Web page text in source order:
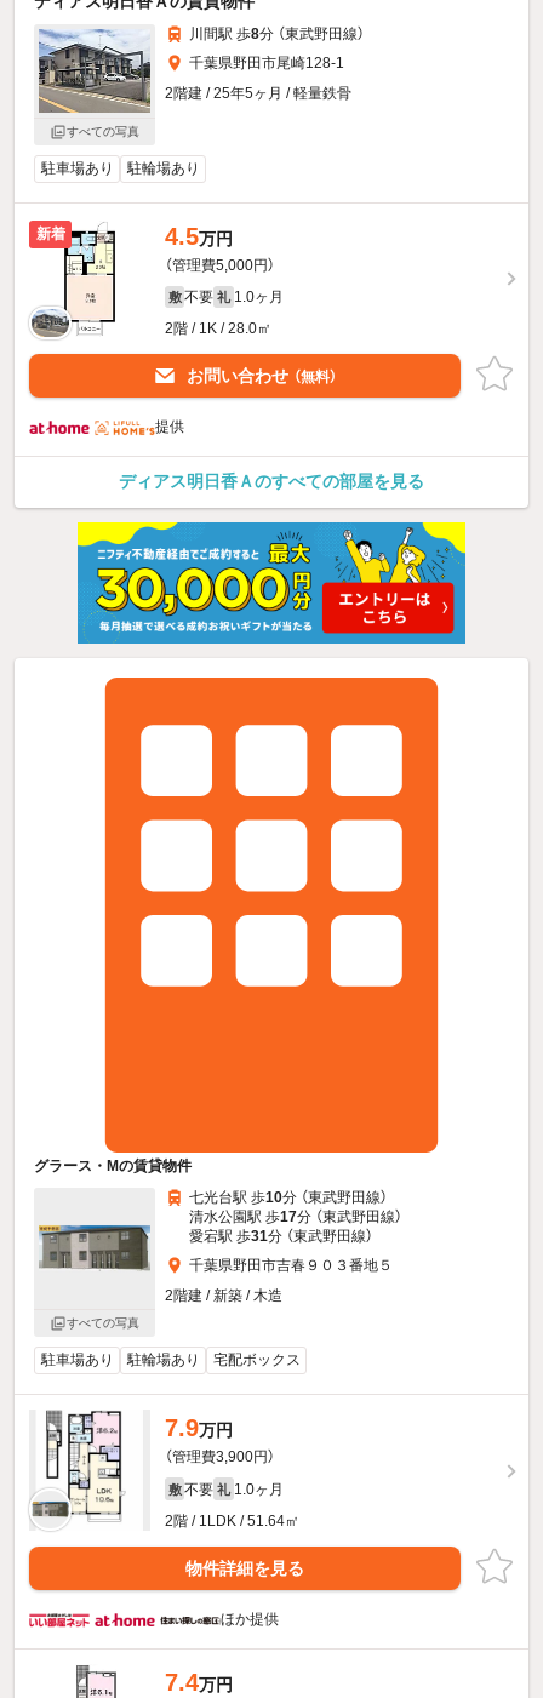
すべての写真
川間駅 歩8分 （東武野田線）
千葉県野田市尾崎128-1
2階建 / 25年5ヶ月 / 軽量鉄骨
駐車場あり 駐輪場あり
新着 4.5万円
（管理費5,000円）
敷 不要 礼 1.0ヶ月
2階 / 1K / 28.0㎡
お問い合わせ （無料）
提供
ディアス明日香Ａのすべての部屋を見る
グラース・Mの賃貸物件
すべての写真
七光台駅 歩10分 （東武野田線）
清水公園駅 歩17分 （東武野田線）
愛宕駅 歩31分 （東武野田線）
千葉県野田市吉春９０３番地５
2階建 / 新築 / 木造
駐車場あり 駐輪場あり 宅配ボックス
7.9万円
（管理費3,900円）
敷 不要 礼 1.0ヶ月
2階 / 1LDK / 51.64㎡
物件詳細を見る
ほか提供
7.4万円